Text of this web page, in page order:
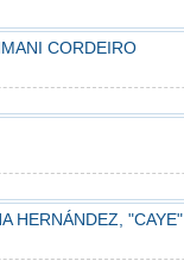
CORDEIRO
HERNÁNDEZ, "CAYE"